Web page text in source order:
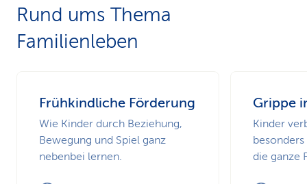
Rund ums Thema
Familienleben
Frühkindliche Förderung
Wie Kinder durch Beziehung,
Bewegung und Spiel ganz
nebenbei lernen.
Grippe
Kinder
die ganze